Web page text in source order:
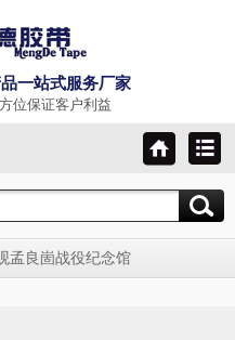
一站式服务厂家
位保证客户利益
孟良崮战役纪念馆